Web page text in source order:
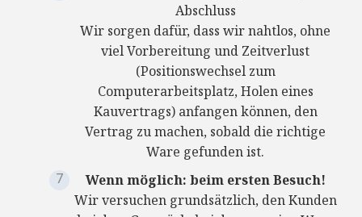
Abschluss
Wir sorgen dafür, dass wir nahtlos, ohne
viel Vorbereitung und Zeitverlust
(Positionswechsel zum
Computerarbeitsplatz, Holen eines
Kauvertrags) anfangen können, den
Vertrag zu machen, sobald die richtige
Ware gefunden ist.
Wenn möglich: beim ersten Besuch!
Wir versuchen grundsätzlich, den Kunden